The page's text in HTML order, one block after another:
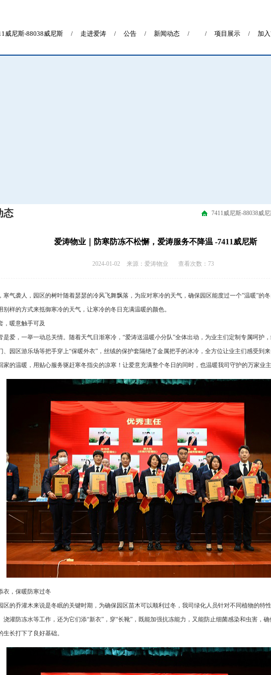
威尼斯-88038威尼斯 / 走进爱涛 / 公告 / 新闻动态 / / 项目展示 / 加
7411威尼斯-88038威
态
爱涛物业｜防寒防冻不松懈，爱涛服务不降温 -7411威尼斯
2024-01-02 来源：爱涛物业 查看次数：73
寒气袭人，园区的树叶随着瑟瑟的冷风飞舞飘落，为应对寒冷的天气，确保园区能度过一个”温暖”的
别样的方式来抵御寒冷的天气，让寒冷的冬日充满温暖的颜色。
，暖意触手可及
是爱，一举一动总关情。随着天气日渐寒冷，“爱涛送温暖小分队”全体出动，为业主们定制专属呵护
、园区游乐场等把手穿上“保暖外衣”，丝绒的保护套隔绝了金属把手的冰冷，全方位让业主们感受到
家的温暖，用贴心服务驱赶寒冬指尖的凉寒！让爱意充满整个冬日的同时，也温暖我司守护的万家业主
衣，保暖防寒过冬
区的乔灌木来说是冬眠的关键时期，为确保园区苗木可以顺利过冬，我司绿化人员针对不同植物的特
浇灌防冻水等工作，还为它们添“新衣”，穿“长靴”，既能加强抗冻能力，又能防止细菌感染和虫害，
生长打下了良好基础。